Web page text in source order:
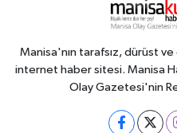
Manisa'nın tarafsız, dürüst
internet haber sitesi. Manisa
Olay Gazetesi'nin